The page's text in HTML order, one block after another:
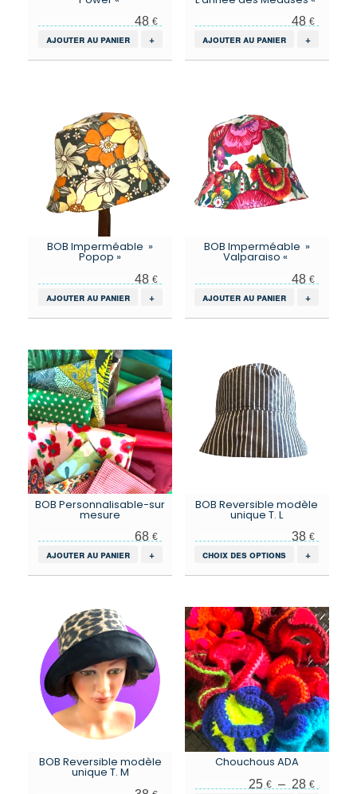
48€
ajouter au panier +
48 €
ajouter au panier +
BOB Imperméable »
Popop »
48€
ajouter au panier +
BOB Imperméable »
Valparaiso «
48 €
ajouter au panier +
BOB Personnalisable-sur
mesure
68€
ajouter au panier +
BOB Reversible modèle
unique T. L
38 €
choix des options
Ce
variations.
Les
options
peuvent
être
choisies
sur
la
page
du
produit
+
BOB Reversible modèle
unique T. M
Chouchous ADA
25 € – 28 €Plage de prix : 25 € à 28 €